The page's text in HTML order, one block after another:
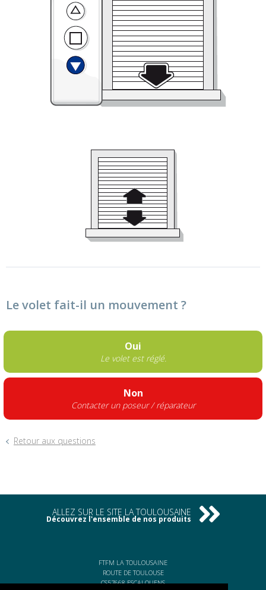
Le volet fait-il un mouvement ?
Oui
Le volet est réglé.
Non
Contacter un poseur / réparateur
Retour aux questions
FTFM LA TOULOUSAINE
ROUTE DE TOULOUSE
CS57668 ESCALQUENS
ALLEZ SUR LE SITE LA TOULOUSAINE
Découvrez l'ensemble de nos produits